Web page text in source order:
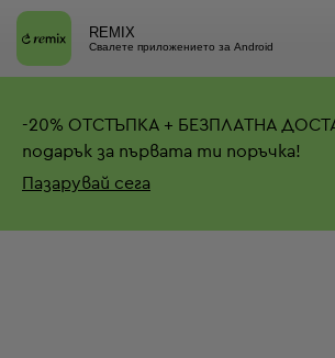
REMIX
Свалете приложението за Android
-20% ОТСТЪПКА + БЕЗПЛАТНА
подарък за първата ти поръчка!
Пазарувай сега